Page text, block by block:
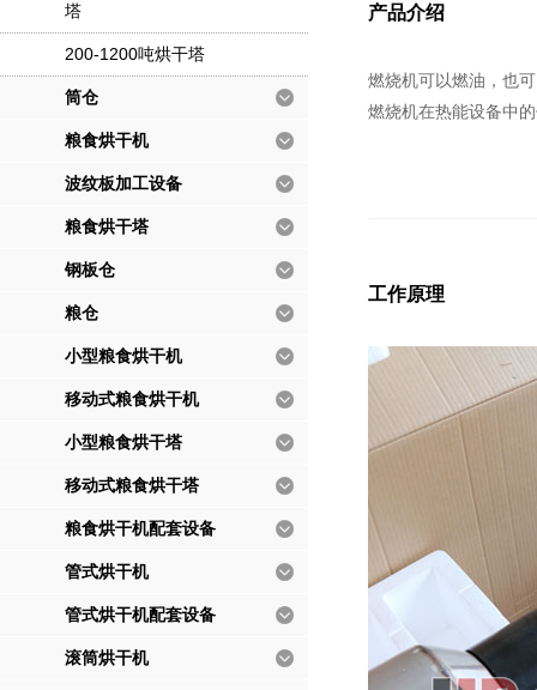
塔
200-1200吨烘干塔
筒仓
粮食烘干机
波纹板加工设备
粮食烘干塔
钢板仓
粮仓
小型粮食烘干机
移动式粮食烘干机
小型粮食烘干塔
移动式粮食烘干塔
粮食烘干机配套设备
管式烘干机
管式烘干机配套设备
滚筒烘干机
产品介绍
燃烧机可以燃油，也
燃烧机在热能设备中
工作原理